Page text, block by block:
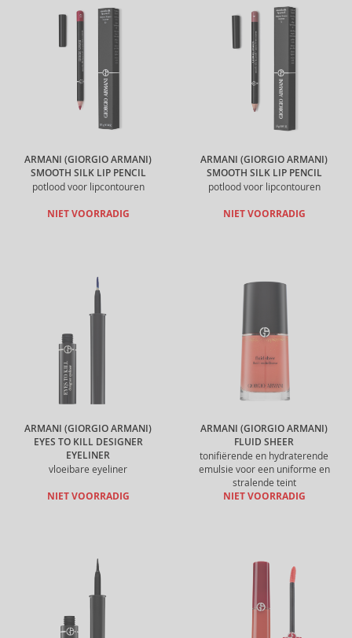
ARMANI (GIORGIO ARMANI)
SMOOTH SILK LIP PENCIL
potlood voor lipcontouren
NIET VOORRADIG
ARMANI (GIORGIO ARMANI)
SMOOTH SILK LIP PENCIL
potlood voor lipcontouren
NIET VOORRADIG
ARMANI (GIORGIO ARMANI)
EYES TO KILL DESIGNER
EYELINER
vloeibare eyeliner
NIET VOORRADIG
ARMANI (GIORGIO ARMANI)
FLUID SHEER
tonifiërende en hydraterende
emulsie voor een uniforme en
stralende teint
NIET VOORRADIG